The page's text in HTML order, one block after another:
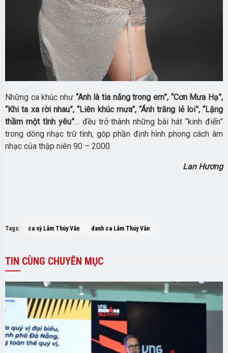
Những ca khúc như “Anh là tia nắng trong em”, “Cơn Mưa Hạ”,
“Khi ta xa rời nhau”, “Liên khúc mưa”, “Ánh trăng lẻ loi”, “Lặng
thầm một tình yêu”… đều trở thành những bài hát “kinh điển”
trong dòng nhạc trữ tình, góp phần định hình phong cách âm
nhạc của thập niên 90 – 2000.
Lan Hương
Tags: ca sỹ Lâm Thúy Vân danh ca Lâm Thúy Vân
TIN CÙNG CHUYÊN MỤC